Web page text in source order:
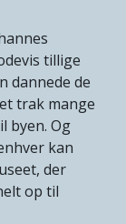
tillige
dannede de
trak mange
byen. Og
kan
der
op til